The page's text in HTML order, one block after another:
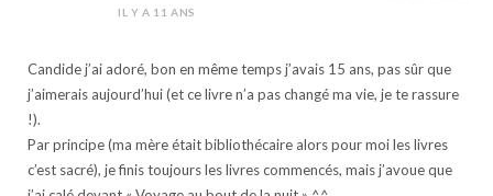
IL Y A 11 ANS
Candide j’ai adoré, bon en même temps j’avais 15 ans, pas sûr que
j’aimerais aujourd’hui (et ce livre n’a pas changé ma vie, je te rassure
!).
Par principe (ma mère était bibliothécaire alors pour moi les livres
c’est sacré), je finis toujours les livres commencés, mais j’avoue que